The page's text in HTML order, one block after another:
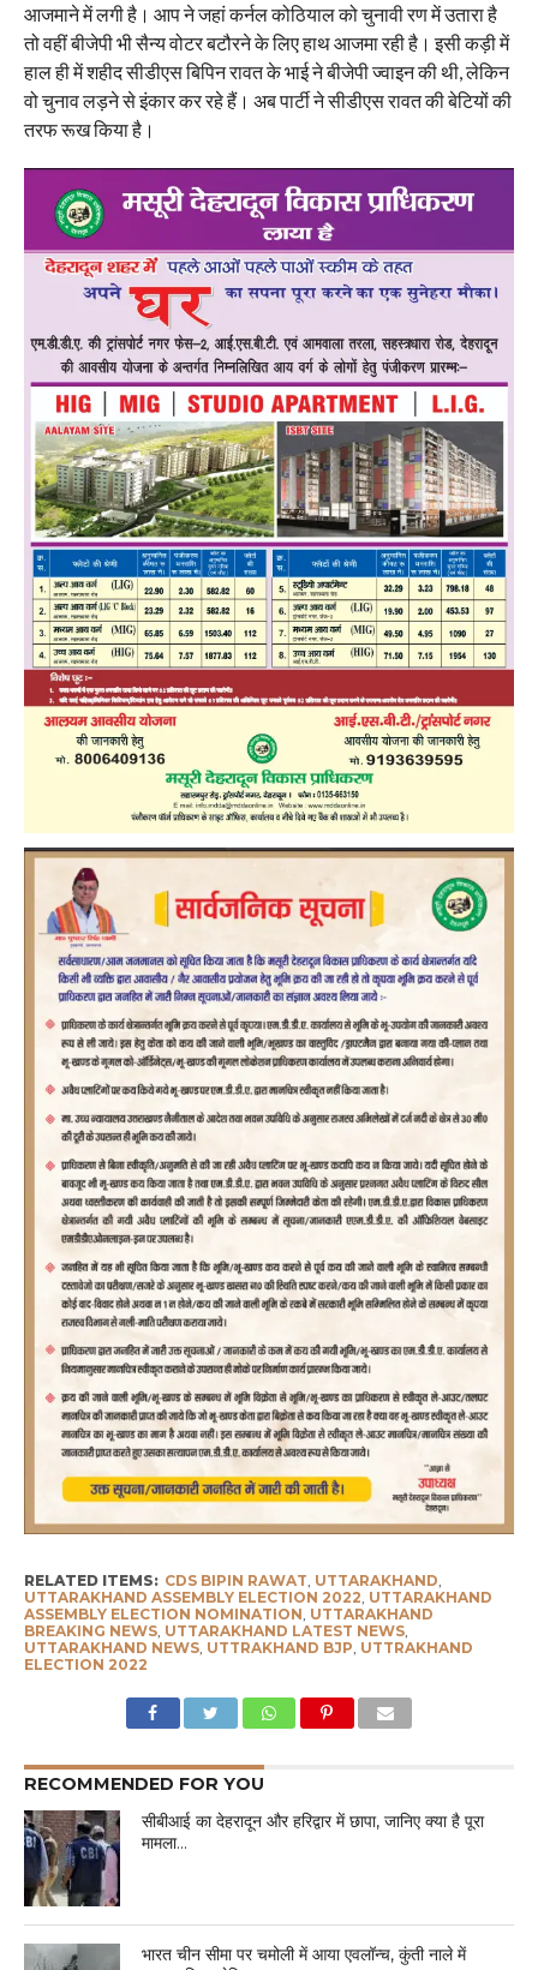
आजमाने में लगी है। आप ने जहां कर्नल कोठियाल को चुनावी रण में उतारा है
तो वहीं बीजेपी भी सैन्य वोटर बटौरने के लिए हाथ आजमा रही है। इसी कड़ी में
हाल ही में शहीद सीडीएस बिपिन रावत के भाई ने बीजेपी ज्‍वाइन की थी, लेकिन
वो चुनाव लड़ने से इंकार कर रहे हैं। अब पार्टी ने सीडीएस रावत की बेटियों की
तरफ रूख किया है।
RELATED ITEMS: CDS BIPIN RAWAT UTTARAKHAND
UTTARAKHAND ASSEMBLY ELECTION 2022 UTTARAKHAND
ASSEMBLY ELECTION NOMINATION UTTARAKHAND
BREAKING NEWS, UTTARAKHAND LATEST NEWS,
UTTARAKHAND NEWS, UTTRAKHAND BJP UTTRAKHAND
ELECTION 2022
RECOMMENDED FOR YOU
सीबीआई का देहरादून और हरिद्वार में छापा, जानिए क्या है पूरा
मामला…
भारत चीन सीमा पर चमोली में आया एवलॉन्च, कुंती नाले में